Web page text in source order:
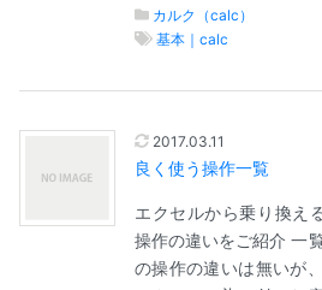
カルク（calc）
基本｜calc
2017.03.11
良く使う操作一覧
エクセルから乗り換え
操作の違いをご紹介 一
の操作の違いは無いが